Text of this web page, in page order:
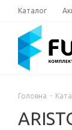
Каталог
Головна -